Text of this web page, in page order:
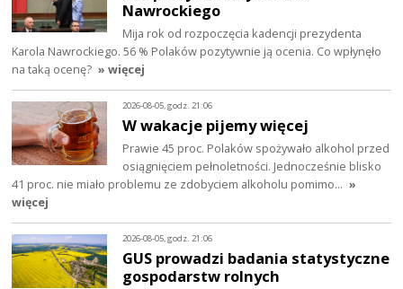
Nawrockiego
Mija rok od rozpoczęcia kadencji prezydenta
Karola Nawrockiego. 56 % Polaków pozytywnie ją ocenia. Co wpłynęło
na taką ocenę? » więcej
2026-08-05, godz. 21:06
W wakacje pijemy więcej
Prawie 45 proc. Polaków spożywało alkohol przed
osiągnięciem pełnoletności. Jednocześnie blisko
41 proc. nie miało problemu ze zdobyciem alkoholu pomimo… »
więcej
2026-08-05, godz. 21:06
GUS prowadzi badania statystyczne
gospodarstw rolnych